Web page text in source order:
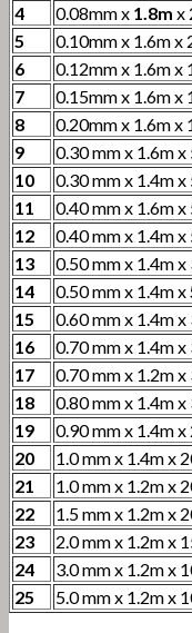
4
0.08mm x 1.8m x
5
0.10mm x 1.6m x
6
0.12mm x 1.6m x
7
0.15mm x 1.6m x
8
0.20mm x 1.6m x
9
0.30 mm x 1.6m x
10
0.30 mm x 1.4m x
11
0.40 mm x 1.6m x
12
0.40 mm x 1.4m x
13
0.50 mm x 1.4m x
14
0.50 mm x 1.4m x
15
0.60 mm x 1.4m x
16
0.70 mm x 1.4m x
17
0.70 mm x 1.2m x
18
0.80 mm x 1.4m x
19
0.90 mm x 1.4m x
20
1.0 mm x 1.4m x
21
1.0 mm x 1.2m x
22
1.5 mm x 1.2m x
23
2.0 mm x 1.2m x
24
3.0 mm x 1.2m x
25
5.0 mm x 1.2m x